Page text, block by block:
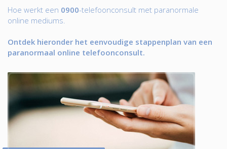
Hoe werkt een 0900-telefoonconsult met paranormale
online mediums.
Ontdek hieronder het eenvoudige stappenplan van een
paranormaal online telefoonconsult.